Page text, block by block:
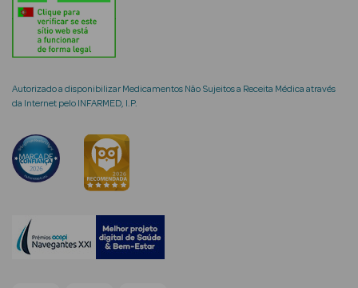
Rosto e
Cosmética
Rosto
Hidratantes
Séruns Faciais
Creme de Olhos
Autorizado a disponibilizar Medicamentos Não Sujeitos a Receita Médica através
da Internet pelo INFARMED, I.P.